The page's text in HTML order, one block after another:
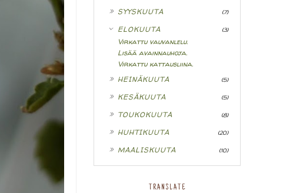
SYYSKUUTA (7)
ELOKUUTA (3)
Virkattu vauvanlelu.
Lisää avainnauhoja.
Virkattu kattausliina.
HEINÄKUUTA (5)
KESÄKUUTA (5)
TOUKOKUUTA (8)
HUHTIKUUTA (20)
MAALISKUUTA (10)
TRANSLATE